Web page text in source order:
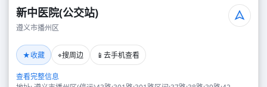
新中医院(公交站)
遵义市播州区
★收藏 ⌖搜周边 📱 去手机查看
查看完整信息